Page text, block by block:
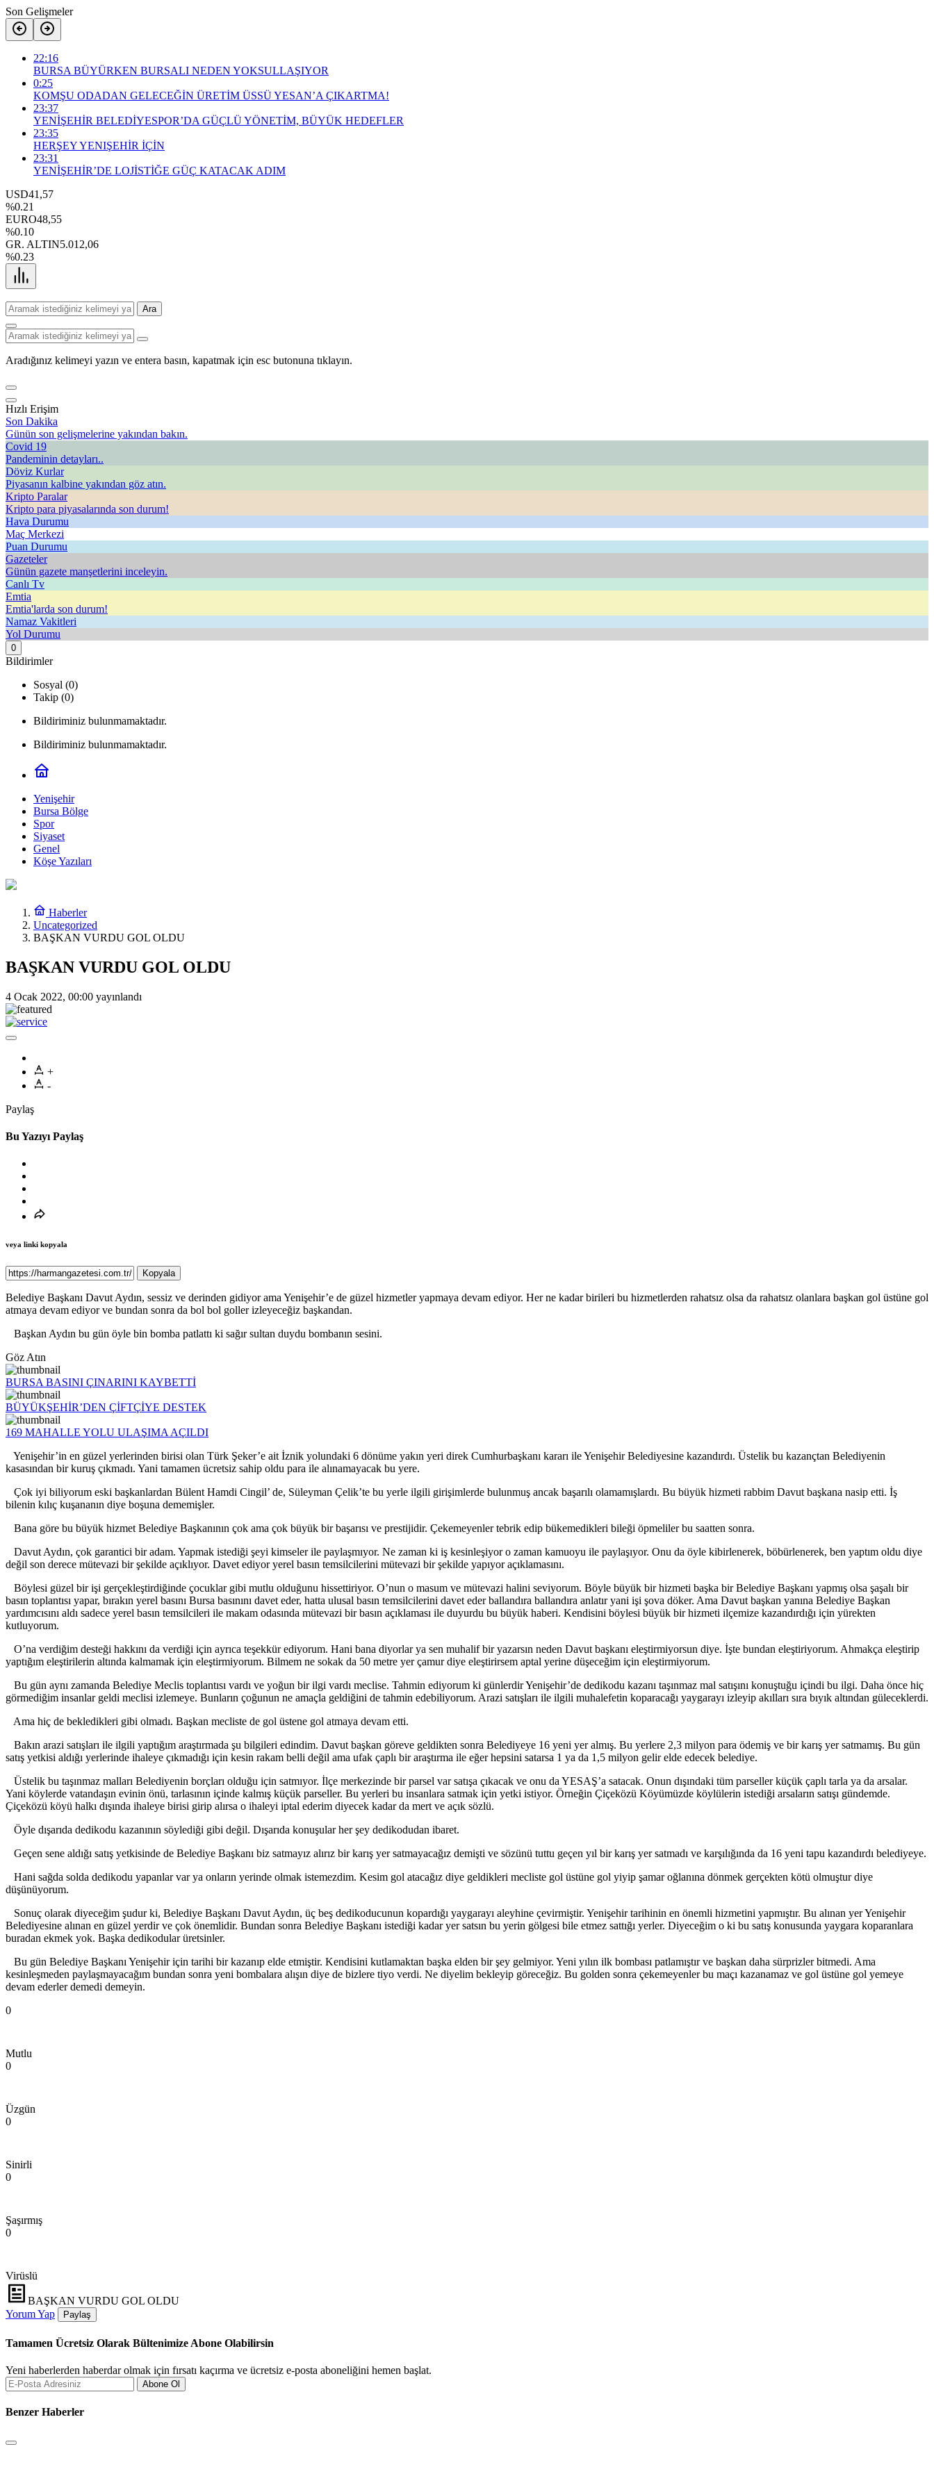
Son Gelişmeler
22:16
BURSA BÜYÜRKEN BURSALI NEDEN YOKSULLAŞIYOR
0:25
KOMŞU ODADAN GELECEĞİN ÜRETİM ÜSSÜ YESAN’A ÇIKARTMA!
23:37
YENİŞEHİR BELEDİYESPOR’DA GÜÇLÜ YÖNETİM, BÜYÜK HEDEFLER
23:35
HERŞEY YENIŞEHİR İÇİN
23:31
YENİŞEHİR’DE LOJİSTİĞE GÜÇ KATACAK ADIM
USD41,57
%0.21
EURO48,55
%0.10
GR. ALTIN5.012,06
%0.23
Ara
Aradığınız kelimeyi yazın ve entera basın, kapatmak için esc butonuna tıklayın.
Hızlı Erişim
Son Dakika
Günün son gelişmelerine yakından bakın.
Covid 19
Pandeminin detayları..
Döviz Kurlar
Piyasanın kalbine yakından göz atın.
Kripto Paralar
Kripto para piyasalarında son durum!
Hava Durumu
Maç Merkezi
Puan Durumu
Gazeteler
Günün gazete manşetlerini inceleyin.
Canlı Tv
Emtia
Emtia'larda son durum!
Namaz Vakitleri
Yol Durumu
0
Bildirimler
Sosyal (0)
Takip (0)
Bildiriminiz bulunmamaktadır.
Bildiriminiz bulunmamaktadır.
Yenişehir
Bursa Bölge
Spor
Siyaset
Genel
Köşe Yazıları
Haberler
Uncategorized
BAŞKAN VURDU GOL OLDU
BAŞKAN VURDU GOL OLDU
4 Ocak 2022, 00:00 yayınlandı
+
-
Paylaş
Bu Yazıyı Paylaş
veya linki kopyala
Kopyala
Belediye Başkanı Davut Aydın, sessiz ve derinden gidiyor ama Yenişehir’e de güzel hizmetler yapmaya devam ediyor. Her ne kadar birileri bu hizmetlerden rahatsız olsa da rahatsız olanlara başkan gol üstüne gol
atmaya devam ediyor ve bundan sonra da bol bol goller izleyeceğiz başkandan.
Başkan Aydın bu gün öyle bin bomba patlattı ki sağır sultan duydu bombanın sesini.
Göz Atın
BURSA BASINI ÇINARINI KAYBETTİ
BÜYÜKŞEHİR’DEN ÇİFTÇİYE DESTEK
169 MAHALLE YOLU ULAŞIMA AÇILDI
Yenişehir’in en güzel yerlerinden birisi olan Türk Şeker’e ait İznik yolundaki 6 dönüme yakın yeri direk Cumhurbaşkanı kararı ile Yenişehir Belediyesine kazandırdı. Üstelik bu kazançtan Belediyenin
kasasından bir kuruş çıkmadı. Yani tamamen ücretsiz sahip oldu para ile alınamayacak bu yere.
Çok iyi biliyorum eski başkanlardan Bülent Hamdi Cingil’ de, Süleyman Çelik’te bu yerle ilgili girişimlerde bulunmuş ancak başarılı olamamışlardı. Bu büyük hizmeti rabbim Davut başkana nasip etti. İş
bilenin kılıç kuşananın diye boşuna dememişler.
Bana göre bu büyük hizmet Belediye Başkanının çok ama çok büyük bir başarısı ve prestijidir. Çekemeyenler tebrik edip bükemedikleri bileği öpmeliler bu saatten sonra.
Davut Aydın, çok garantici bir adam. Yapmak istediği şeyi kimseler ile paylaşmıyor. Ne zaman ki iş kesinleşiyor o zaman kamuoyu ile paylaşıyor. Onu da öyle kibirlenerek, böbürlenerek, ben yaptım oldu diye
değil son derece mütevazi bir şekilde açıklıyor. Davet ediyor yerel basın temsilcilerini mütevazi bir şekilde yapıyor açıklamasını.
Böylesi güzel bir işi gerçekleştirdiğinde çocuklar gibi mutlu olduğunu hissettiriyor. O’nun o masum ve mütevazi halini seviyorum. Böyle büyük bir hizmeti başka bir Belediye Başkanı yapmış olsa şaşalı bir
basın toplantısı yapar, bırakın yerel basını Bursa basınını davet eder, hatta ulusal basın temsilcilerini davet eder ballandıra ballandıra anlatır yani işi şova döker. Ama Davut başkan yanına Belediye Başkan
yardımcısını aldı sadece yerel basın temsilcileri ile makam odasında mütevazi bir basın açıklaması ile duyurdu bu büyük haberi. Kendisini böylesi büyük bir hizmeti ilçemize kazandırdığı için yürekten
kutluyorum.
O’na verdiğim desteği hakkını da verdiği için ayrıca teşekkür ediyorum. Hani bana diyorlar ya sen muhalif bir yazarsın neden Davut başkanı eleştirmiyorsun diye. İşte bundan eleştiriyorum. Ahmakça eleştirip
yaptığım eleştirilerin altında kalmamak için eleştirmiyorum. Bilmem ne sokak da 50 metre yer çamur diye eleştirirsem aptal yerine düşeceğim için eleştirmiyorum.
Bu gün aynı zamanda Belediye Meclis toplantısı vardı ve yoğun bir ilgi vardı meclise. Tahmin ediyorum ki günlerdir Yenişehir’de dedikodu kazanı taşınmaz mal satışını konuştuğu içindi bu ilgi. Daha önce hiç
görmediğim insanlar geldi meclisi izlemeye. Bunların çoğunun ne amaçla geldiğini de tahmin edebiliyorum. Arazi satışları ile ilgili muhalefetin koparacağı yaygarayı izleyip akılları sıra bıyık altından güleceklerdi.
Ama hiç de bekledikleri gibi olmadı. Başkan mecliste de gol üstene gol atmaya devam etti.
Bakın arazi satışları ile ilgili yaptığım araştırmada şu bilgileri edindim. Davut başkan göreve geldikten sonra Belediyeye 16 yeni yer almış. Bu yerlere 2,3 milyon para ödemiş ve bir karış yer satmamış. Bu gün
satış yetkisi aldığı yerlerinde ihaleye çıkmadığı için kesin rakam belli değil ama ufak çaplı bir araştırma ile eğer hepsini satarsa 1 ya da 1,5 milyon gelir elde edecek belediye.
Üstelik bu taşınmaz malları Belediyenin borçları olduğu için satmıyor. İlçe merkezinde bir parsel var satışa çıkacak ve onu da YESAŞ’a satacak. Onun dışındaki tüm parseller küçük çaplı tarla ya da arsalar.
Yani köylerde vatandaşın evinin önü, tarlasının içinde kalmış küçük parseller. Bu yerleri bu insanlara satmak için yetki istiyor. Örneğin Çiçeközü Köyümüzde köylülerin istediği arsaların satışı gündemde.
Çiçeközü köyü halkı dışında ihaleye birisi girip alırsa o ihaleyi iptal ederim diyecek kadar da mert ve açık sözlü.
Öyle dışarıda dedikodu kazanının söylediği gibi değil. Dışarıda konuşular her şey dedikodudan ibaret.
Geçen sene aldığı satış yetkisinde de Belediye Başkanı biz satmayız alırız bir karış yer satmayacağız demişti ve sözünü tuttu geçen yıl bir karış yer satmadı ve karşılığında da 16 yeni tapu kazandırdı belediyeye.
Hani sağda solda dedikodu yapanlar var ya onların yerinde olmak istemezdim. Kesim gol atacağız diye geldikleri mecliste gol üstüne gol yiyip şamar oğlanına dönmek gerçekten kötü olmuştur diye
düşünüyorum.
Sonuç olarak diyeceğim şudur ki, Belediye Başkanı Davut Aydın, üç beş dedikoducunun kopardığı yaygarayı aleyhine çevirmiştir. Yenişehir tarihinin en önemli hizmetini yapmıştır. Bu alınan yer Yenişehir
Belediyesine alınan en güzel yerdir ve çok önemlidir. Bundan sonra Belediye Başkanı istediği kadar yer satsın bu yerin gölgesi bile etmez sattığı yerler. Diyeceğim o ki bu satış konusunda yaygara koparanlara
buradan ekmek yok. Başka dedikodular üretsinler.
Bu gün Belediye Başkanı Yenişehir için tarihi bir kazanıp elde etmiştir. Kendisini kutlamaktan başka elden bir şey gelmiyor. Yeni yılın ilk bombası patlamıştır ve başkan daha sürprizler bitmedi. Ama
kesinleşmeden paylaşmayacağım bundan sonra yeni bombalara alışın diye de bizlere tiyo verdi. Ne diyelim bekleyip göreceğiz. Bu golden sonra çekemeyenler bu maçı kazanamaz ve gol üstüne gol yemeye
devam ederler demedi demeyin.
0
Mutlu
0
Üzgün
0
Sinirli
0
Şaşırmış
0
Virüslü
BAŞKAN VURDU GOL OLDU
Yorum Yap
Paylaş
Tamamen Ücretsiz Olarak Bültenimize Abone Olabilirsin
Yeni haberlerden haberdar olmak için fırsatı kaçırma ve ücretsiz e-posta aboneliğini hemen başlat.
Abone Ol
Benzer Haberler